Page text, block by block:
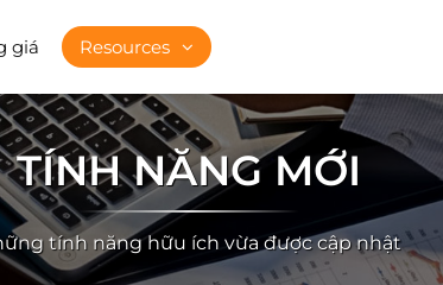
giá Resources
TÍNH NĂNG MỚI
tính năng hữu ích vừa được cập nhật